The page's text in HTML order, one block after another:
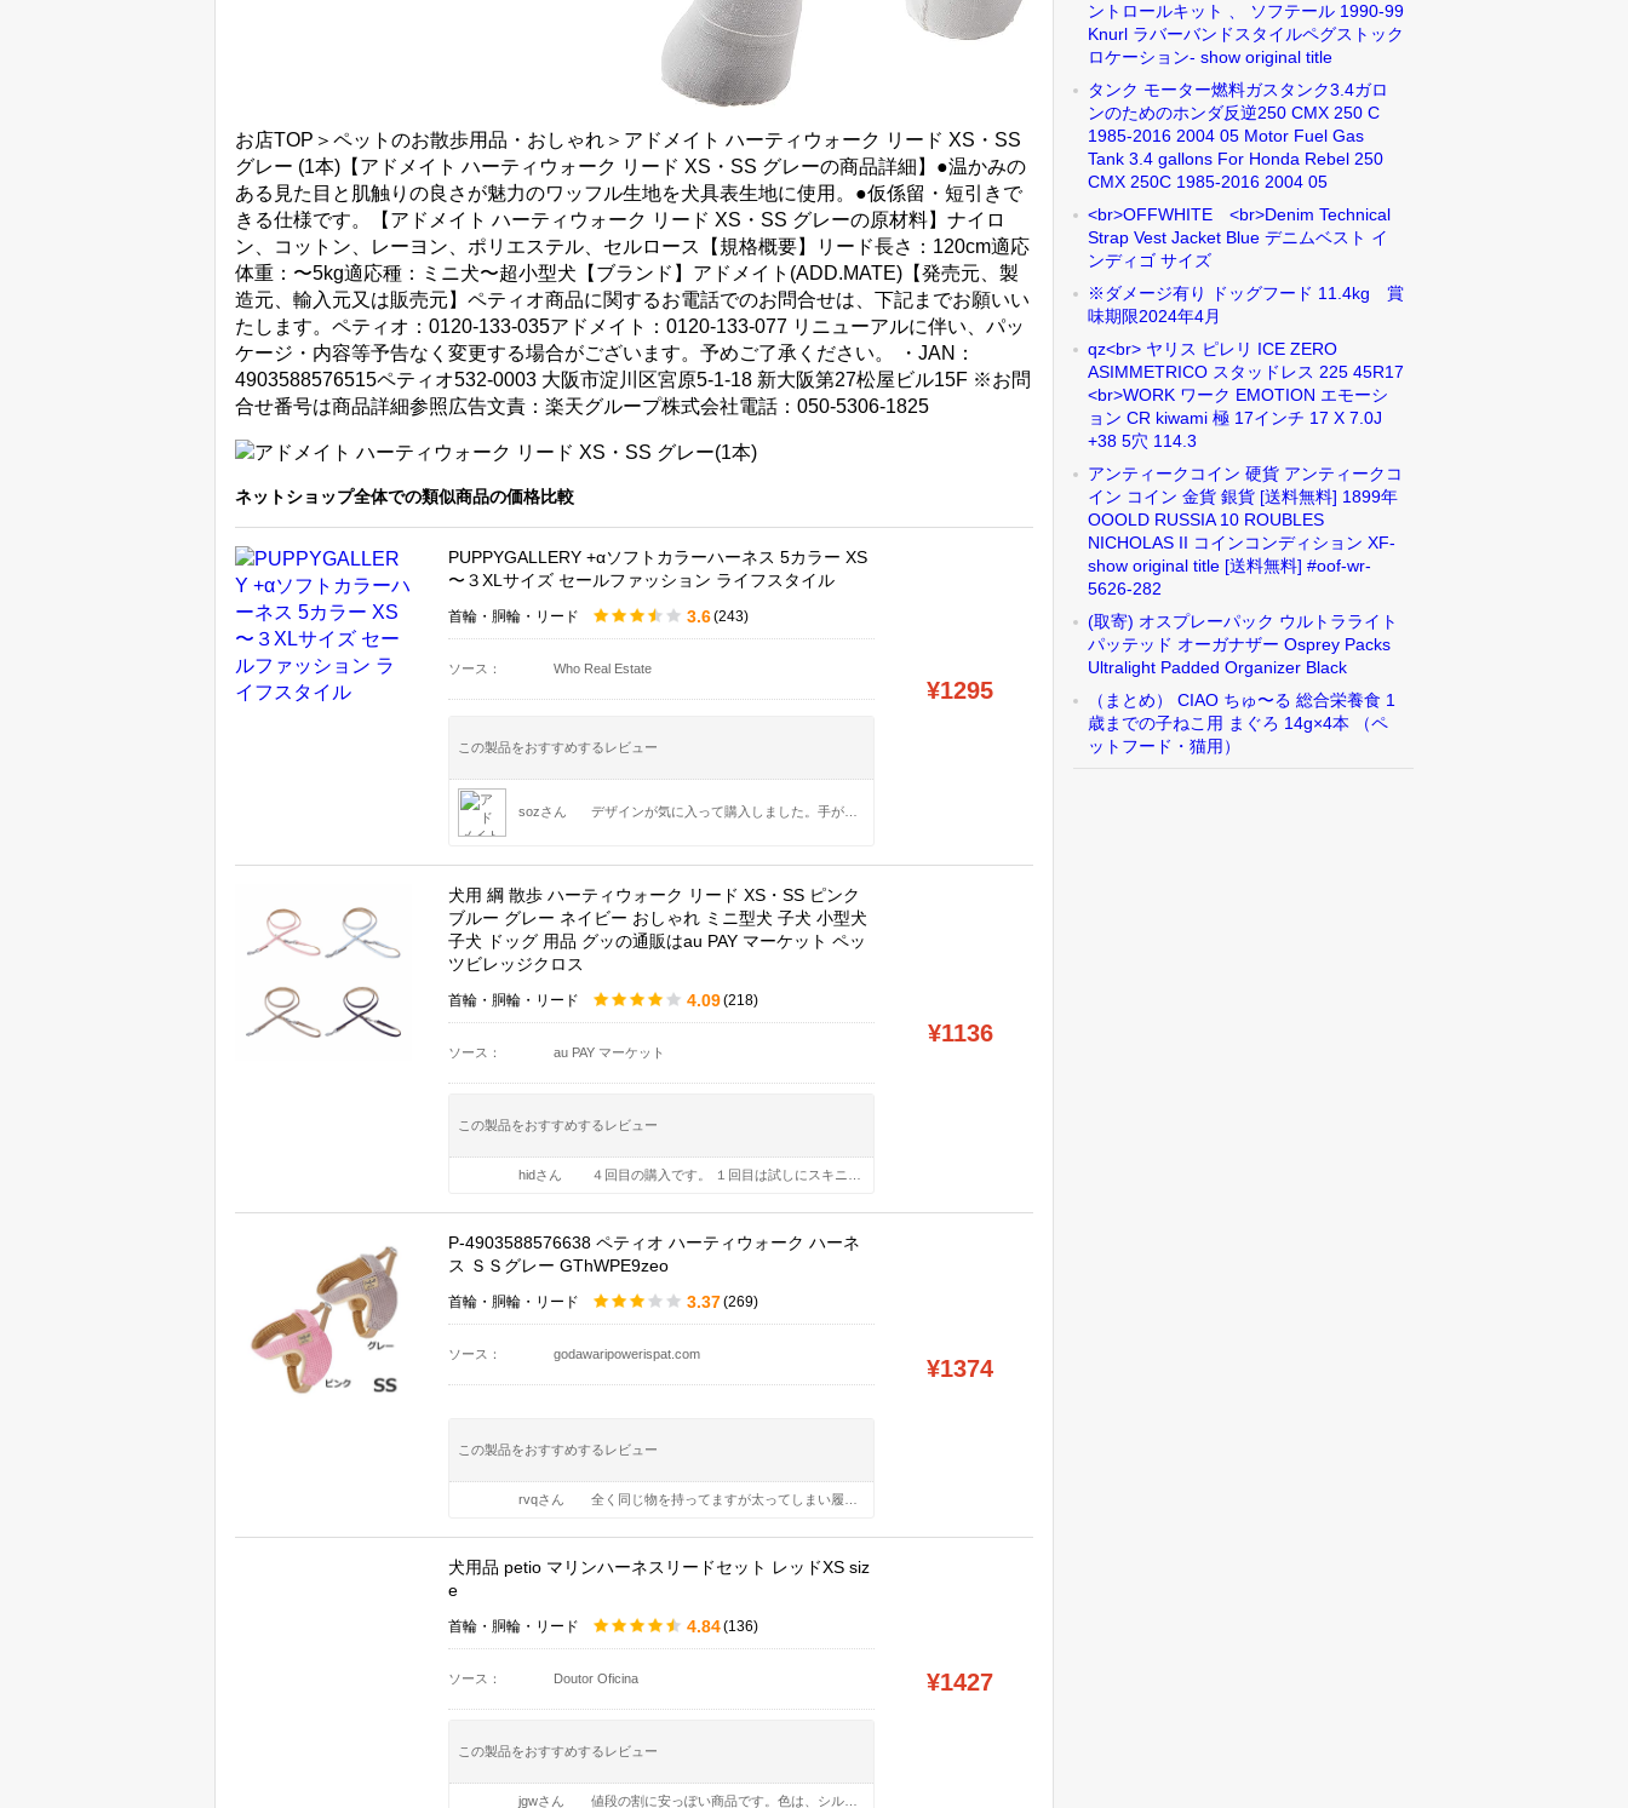
お店TOP＞ペットのお散歩用品・おしゃれ＞アドメイト ハーティウォーク リード XS・SS
グレー (1本)【アドメイト ハーティウォーク リード XS・SS グレーの商品詳細】●温かみの
ある見た目と肌触りの良さが魅力のワッフル生地を犬具表生地に使用。●仮係留・短引きで
きる仕様です。【アドメイト ハーティウォーク リード XS・SS グレーの原材料】ナイロ
ン、コットン、レーヨン、ポリエステル、セルロース【規格概要】リード長さ：120cm適応
体重：〜5kg適応種：ミニ犬〜超小型犬【ブランド】アドメイト(ADD.MATE)【発売元、製
造元、輸入元又は販売元】ペティオ商品に関するお電話でのお問合せは、下記までお願いい
たします。ペティオ：0120-133-035アドメイト：0120-133-077 リニューアルに伴い、パッ
ケージ・内容等予告なく変更する場合がございます。予めご了承ください。 ・JAN：
4903588576515ペティオ532-0003 大阪市淀川区宮原5-1-18 新大阪第27松屋ビル15F ※お問
合せ番号は商品詳細参照広告文責：楽天グループ株式会社電話：050-5306-1825
ネットショップ全体での類似商品の価格比較
PUPPYGALLERY +αソフトカラーハーネス 5カラー XS
〜３XLサイズ セールファッション ライフスタイル
首輪・胴輪・リード 3.6(243)
ソース Who Real Estate
この製品をおすすめするレビュー
sozさん
¥1295
犬用 綱 散歩 ハーティウォーク リード XS・SS ピンク
ブルー グレー ネイビー おしゃれ ミニ型犬 子犬 小型犬
子犬 ドッグ 用品 グッの通販はau PAY マーケット ペッ
ツビレッジクロス
首輪・胴輪・リード 4.09(218)
ソース au PAY マーケット
この製品をおすすめするレビュー
hidさん
¥1136
P-4903588576638 ペティオ ハーティウォーク ハーネ
ス ＳＳグレー GThWPE9zeo
首輪・胴輪・リード 3.37(269)
ソース godawaripowerispat.com
この製品をおすすめするレビュー
rvqさん
¥1374
犬用品 petio マリンハーネスリードセット レッドXS siz
e
首輪・胴輪・リード 4.84(136)
ソース Doutor Oficina
この製品をおすすめするレビュー
jgwさん
¥1427
ントロールキット 、 ソフテール 1990-99
Knurl ラバーバンドスタイルペグストック
ロケーション- show original title
タンク モーター燃料ガスタンク3.4ガロ
ンのためのホンダ反逆250 CMX 250 C
1985-2016 2004 05 Motor Fuel Gas
Tank 3.4 gallons For Honda Rebel 250
CMX 250C 1985-2016 2004 05
<br>OFFWHITE <br>Denim Technical
Strap Vest Jacket Blue デニムベスト イ
ンディゴ サイズ
※ダメージ有り ドッグフード 11.4kg 賞
味期限2024年4月
qz<br> ヤリス ピレリ ICE ZERO
ASIMMETRICO スタッドレス 225 45R17
<br>WORK ワーク EMOTION エモーシ
ョン CR kiwami 極 17インチ 17 X 7.0J
+38 5穴 114.3
アンティークコイン 硬貨 アンティークコ
イン コイン 金貨 銀貨 [送料無料] 1899年
OOOLD RUSSIA 10 ROUBLES
NICHOLAS II コインコンディション XF-
show original title [送料無料] #oof-wr-
5626-282
(取寄) オスプレーパック ウルトラライト
パッテッド オーガナザー Osprey Packs
Ultralight Padded Organizer Black
（まとめ） CIAO ちゅ〜る 総合栄養食 1
歳までの子ねこ用 まぐろ 14g×4本 （ペ
ットフード・猫用）